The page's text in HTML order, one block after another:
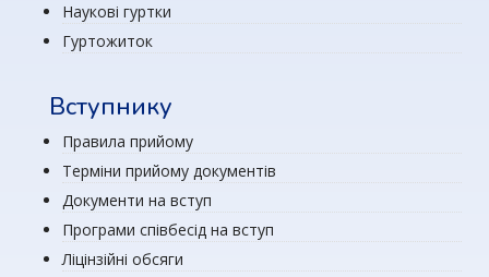
Наукові гуртки
Гуртожиток
Вступнику
Правила прийому
Терміни прийому документів
Документи на вступ
Програми співбесід на вступ
Ліцінзійні обсяги